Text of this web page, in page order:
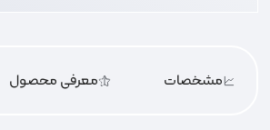
مشخصات معرفی محصول